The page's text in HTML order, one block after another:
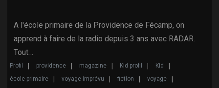
A l'école primaire de la Providence de Fécamp, on
apprend à faire de la radio depuis 3 ans avec RADAR.
Tout…
Profil providence magazine Kid profil
Kid
école primaire
voyage imprévu fiction
voyage